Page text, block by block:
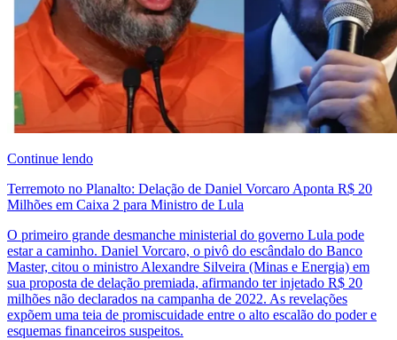
Continue lendo
Terremoto no Planalto: Delação de Daniel Vorcaro Aponta R$ 20
Milhões em Caixa 2 para Ministro de Lula
O primeiro grande desmanche ministerial do governo Lula pode
estar a caminho. Daniel Vorcaro, o pivô do escândalo do Banco
Master, citou o ministro Alexandre Silveira (Minas e Energia) em
sua proposta de delação premiada, afirmando ter injetado R$ 20
milhões não declarados na campanha de 2022. As revelações
expõem uma teia de promiscuidade entre o alto escalão do poder e
esquemas financeiros suspeitos.